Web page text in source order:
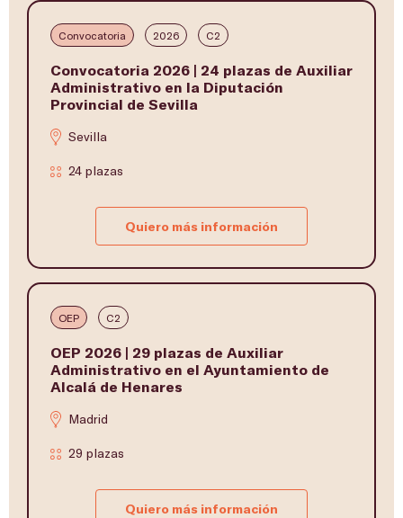
Convocatoria 2026 C2
Convocatoria 2026 | 24 plazas de Auxiliar
Administrativo en la Diputación
Provincial de Sevilla
Sevilla
24 plazas
Quiero más información
OEP C2
OEP 2026 | 29 plazas de Auxiliar
Administrativo en el Ayuntamiento de
Alcalá de Henares
Madrid
29 plazas
Quiero más información